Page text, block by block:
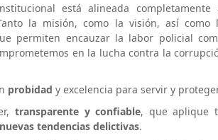
está alineada
la misión, como la visión, así como
permiten encauzar la labor policial
en la lucha contra la
probidad y excelencia para servir y
transparente y confiable, que aplique
nuevas tendencias delictivas.